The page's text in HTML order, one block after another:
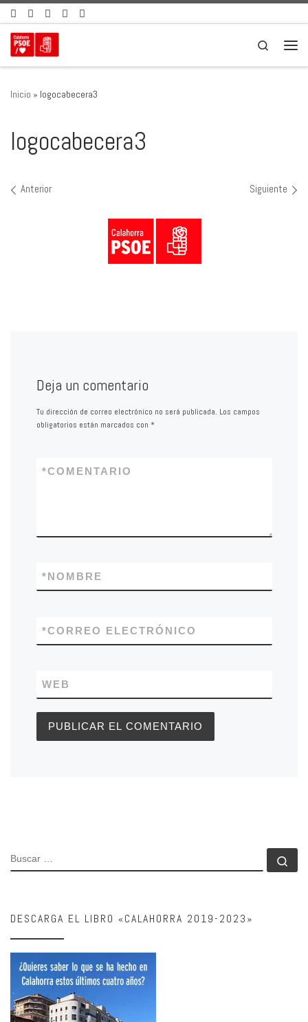
Saltar al contenido
Search
Inicio » logocabecera3
logocabecera3
Navegación de imágenes
Anterior Siguiente
Deja un comentario
Tu dirección de correo electrónico no será publicada. Los campos
obligatorios están marcados con *
COMENTARIO
*
NOMBRE
*
CORREO ELECTRÓNICO
*
WEB
BUSCAR
DESCARGA EL LIBRO «CALAHORRA 2019-2023»